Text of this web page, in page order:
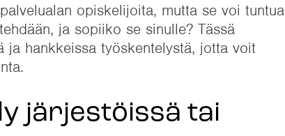
opiskelijoita, mutta se voi tuntua
ja sopiiko se sinulle? Tässä
hankkeissa työskentelystä, jotta voit
järjestöissä tai